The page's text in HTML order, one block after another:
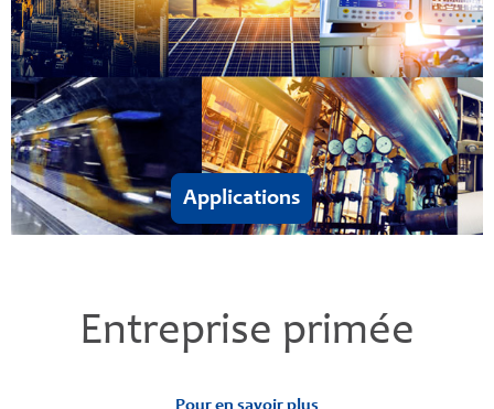
Applications
Entreprise primée
Pour en savoir plus